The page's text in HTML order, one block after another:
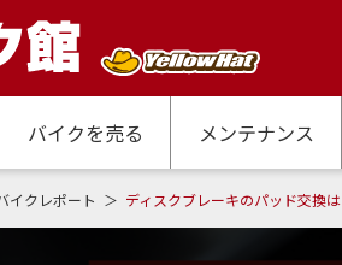
バイクを売る メンテナンス
イクレポート ディスクブレーキのパッド交換